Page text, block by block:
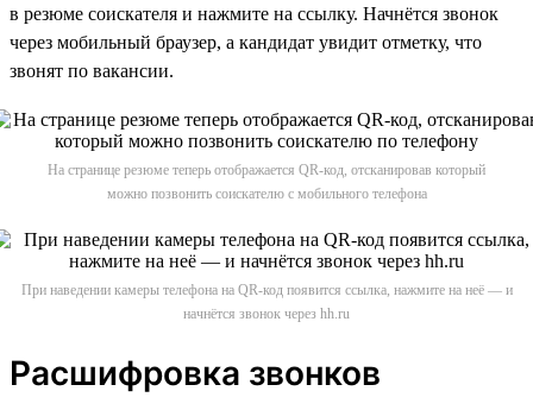
в резюме соискателя и нажмите на ссылку. Начнётся звонок
через мобильный браузер, а кандидат увидит отметку, что
звонят по вакансии.
На странице резюме теперь отображается QR-код, отсканировав который
можно позвонить соискателю с мобильного телефона
При наведении камеры телефона на QR-код появится ссылка, нажмите на неё — и
начнётся звонок через hh.ru
Расшифровка звонков